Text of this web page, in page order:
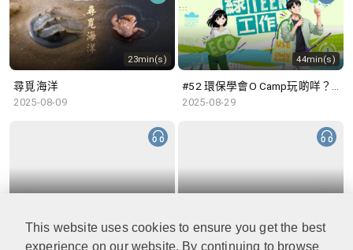
This website uses cookies to ensure you get the best
experience on our website. By continuing to browse
23min(s)
尋覓海洋
2025-08-09
44min(s)
#52 環保學會O Camp玩啲咩？ | 參與學生: Sammi、Cardi、Charles (香港科技大學 環境管理及科技學生聯會)
2025-08-29
#51 積極參與回收比賽 | 參與學生: 巫巫、Vincy、Thomas (樂善堂顧超文中學) (「SGREEN 校際回收比賽」最積極參與學校獎 中學組銀獎得主)
2025-08-22 2025-08-15